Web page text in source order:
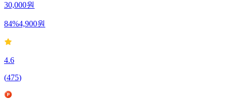
30,000원
84%4,900원
4.6
(475)